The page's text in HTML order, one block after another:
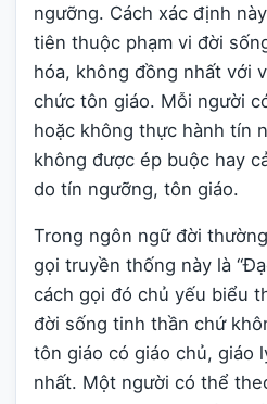
ngưỡng. Cách xác định
tiên thuộc phạm vi đời
hóa, không đồng nhất với
chức tôn giáo. Mỗi người
hoặc không thực hành tín
không được ép buộc hay
do tín ngưỡng, tôn giáo.
Trong ngôn ngữ đời
gọi truyền thống này là
cách gọi đó chủ yếu biểu
đời sống tinh thần chứ
tôn giáo có giáo chủ, giáo
nhất. Một người có thể